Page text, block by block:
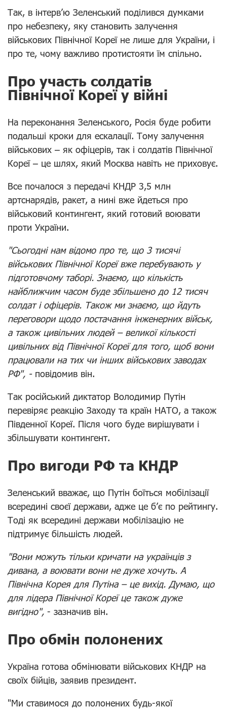
Так, в інтерв’ю Зеленський поділився думками
про небезпеку, яку становить залучення
військових Північної Кореї не лише для України, і
про те, чому важливо протистояти їм спільно.
Про участь солдатів
Північної Кореї у війні
На переконання Зеленського, Росія буде робити
подальші кроки для ескалації. Тому залучення
військових – як офіцерів, так і солдатів Північної
Кореї – це шлях, який Москва навіть не приховує.
Все почалося з передачі КНДР 3,5 млн
артснарядів, ракет, а нині вже йдеться про
військовий контингент, який готовий воювати
проти України.
"Сьогодні нам відомо про те, що 3 тисячі
військових Північної Кореї вже перебувають у
підготовчому таборі. Знаємо, що кількість
найближчим часом буде збільшено до 12 тисяч
солдат і офіцерів. Також ми знаємо, що йдуть
переговори щодо постачання інженерних військ,
а також цивільних людей – великої кількості
цивільних від Північної Кореї для того, щоб вони
працювали на тих чи інших військових заводах
РФ", -повідомив він.
Так російський диктатор Володимир Путін
перевіряє реакцію Заходу та країн НАТО, а також
Південної Кореї. Після чого буде вирішувати і
збільшувати контингент.
Про вигоди РФ та КНДР
Зеленський вважає, що Путін боїться мобілізації
всередині своєї держави, адже це б’є по рейтингу.
Тоді як всередині держави мобілізацію не
підтримує більшість людей.
"Вони можуть тільки кричати на українців з
дивана, а воювати вони не дуже хочуть. А
Північна Корея для Путіна – це вихід. Думаю, що
для лідера Північної Кореї це також дуже
вигідно", - зазначив він.
Про обмін полонених
Україна готова обмінювати військових КНДР на
своїх бійців, заявив президент.
"Ми ставимося до полонених будь-якої